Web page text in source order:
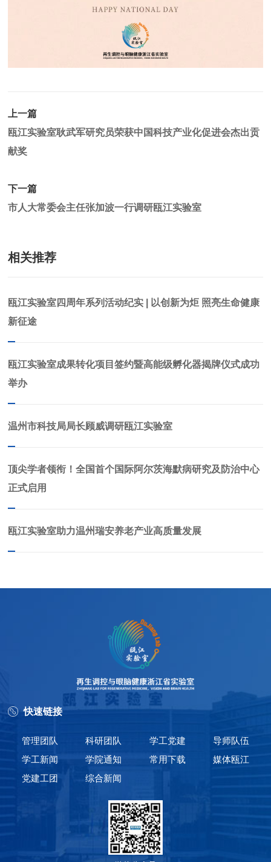
上一篇
瓯江实验室耿武军研究员荣获中国科技产业化促进会杰出贡
献奖
下一篇
市人大常委会主任张加波一行调研瓯江实验室
相关推荐
瓯江实验室四周年系列活动纪实 | 以创新为炬 照亮生命健康
新征途
瓯江实验室成果转化项目签约暨高能级孵化器揭牌仪式成功
举办
温州市科技局局长顾威调研瓯江实验室
顶尖学者领衔！全国首个国际阿尔茨海默病研究及防治中心
正式启用
瓯江实验室助力温州瑞安养老产业高质量发展
快速链接
管理团队 科研团队 学工党建
导师队伍
学工新闻
学院通知 常用下载
媒体瓯江
党建工团
综合新闻